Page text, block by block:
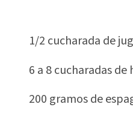
1/2 cucharada de
6 a 8 cucharadas
200 gramos de